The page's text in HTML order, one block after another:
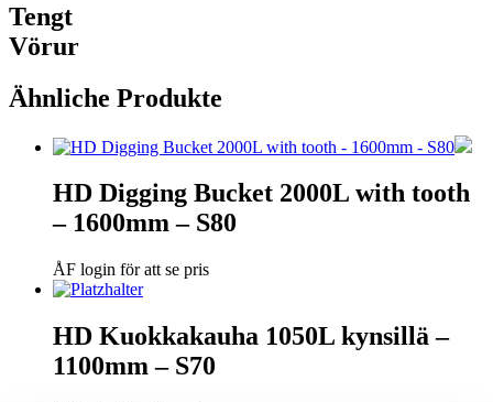
Tengt
Vörur
Ähnliche Produkte
HD Digging Bucket 2000L with tooth
– 1600mm – S80
ÅF login för att se pris
HD Kuokkakauha 1050L kynsillä –
1100mm – S70